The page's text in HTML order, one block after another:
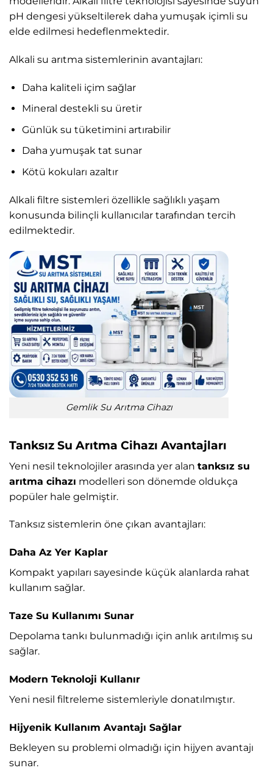
pH dengesi yükseltilerek daha yumuşak içimli su
elde edilmesi hedeflenmektedir.
Alkali su arıtma sistemlerinin avantajları:
Daha kaliteli içim sağlar
Mineral destekli su üretir
Günlük su tüketimini artırabilir
Daha yumuşak tat sunar
Kötü kokuları azaltır
Alkali filtre sistemleri özellikle sağlıklı yaşam
konusunda bilinçli kullanıcılar tarafından tercih
edilmektedir.
Gemlik Su Arıtma Cihazı
Tanksız Su Arıtma Cihazı Avantajları
Yeni nesil teknolojiler arasında yer alan tanksız su
arıtma cihazı modelleri son dönemde oldukça
popüler hale gelmiştir.
Tanksız sistemlerin öne çıkan avantajları:
Daha Az Yer Kaplar
Kompakt yapıları sayesinde küçük alanlarda rahat
kullanım sağlar.
Taze Su Kullanımı Sunar
Depolama tankı bulunmadığı için anlık arıtılmış su
sağlar.
Modern Teknoloji Kullanır
Yeni nesil filtreleme sistemleriyle donatılmıştır.
Hijyenik Kullanım Avantajı Sağlar
Bekleyen su problemi olmadığı için hijyen avantajı
sunar.